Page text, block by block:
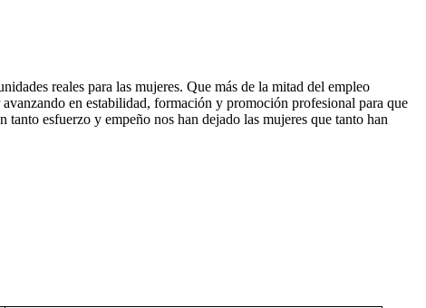
reales para las mujeres. Que más de la mitad del empleo
en estabilidad, formación y promoción profesional para que
esfuerzo y empeño nos han dejado las mujeres que tanto han